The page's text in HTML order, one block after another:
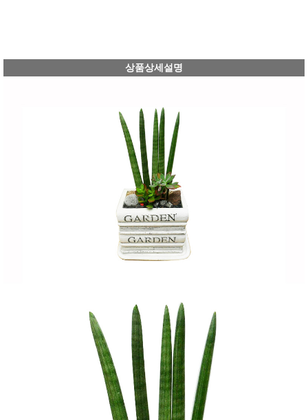
상품상세설명